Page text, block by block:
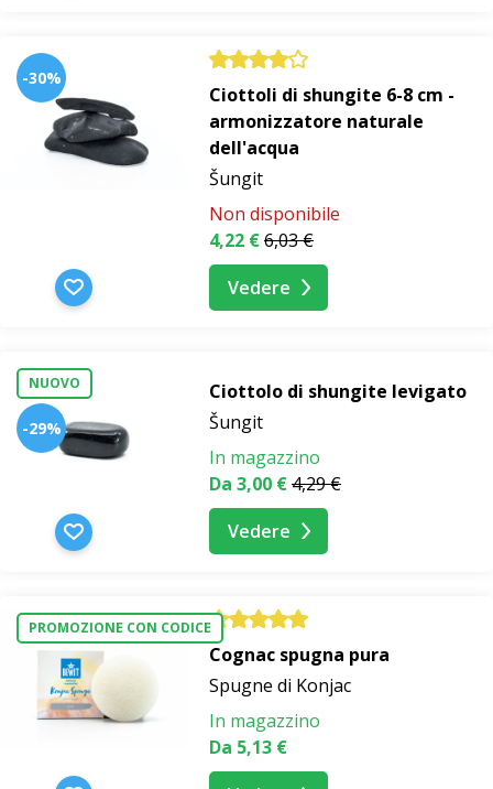
-30%
Ciottoli di shungite 6-8 cm -
armonizzatore naturale
dell'acqua
Šungit
Non disponibile
4,22 €6,03 €
Vedere
NUOVO
-29%
Ciottolo di shungite levigato
Šungit
In magazzino
Da 3,00 €4,29 €
Vedere
PROMOZIONE CON CODICE
Cognac spugna pura
Spugne di Konjac
In magazzino
Da 5,13 €